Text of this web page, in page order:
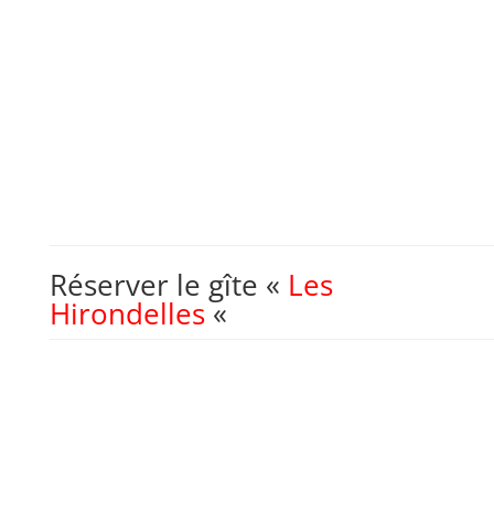
Réserver le gîte « Les
Hirondelles«